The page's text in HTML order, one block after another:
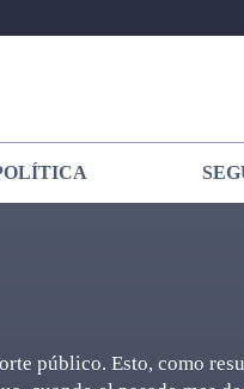
público. Esto, como